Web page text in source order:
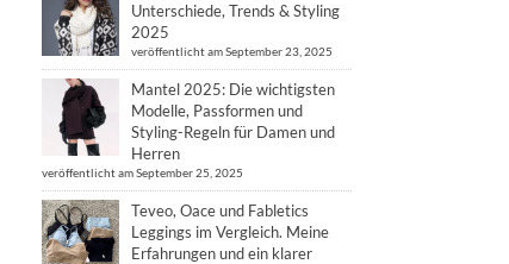
Unterschiede, Trends & Styling
2025
veröffentlicht am September 23, 2025
Mantel 2025: Die wichtigsten
Modelle, Passformen und
Styling-Regeln für Damen und
Herren
veröffentlicht am September 25, 2025
Teveo, Oace und Fabletics
Leggings im Vergleich. Meine
Erfahrungen und ein klarer